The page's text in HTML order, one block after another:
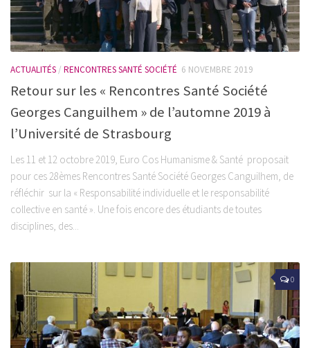
ACTUALITÉS / RENCONTRES SANTÉ SOCIÉTÉ 6 NOVEMBRE 2019
Retour sur les « Rencontres Santé Société
Georges Canguilhem » de l’automne 2019 à
l’Université de Strasbourg
Les 11 et 12 octobre 2019, Euro Cos Humanisme & Santé proposait
pour ces 28èmes Rencontres Santé Société Georges Canguilhem, de
réfléchir sur la « Responsabilité individuelle et le responsabilité
collective en santé ». Une fois encore des étudiants de toutes
disciplines, des...
0